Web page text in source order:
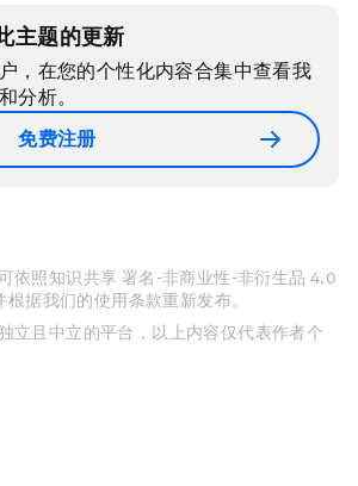
主题的更新
，在您的个性化内容合集中查看我
分析。
免费注册
依照知识共享 署名-非商业性-非衍生品 4.0
根据我们的使用条款重新发布。
立且中立的平台，以上内容仅代表作者个